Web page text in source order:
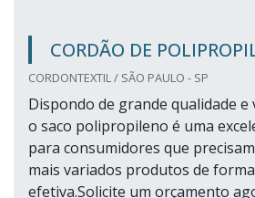
CORDÃO DE
CORDONTEXTIL / SÃO PAULO - SP
Dispondo de grande qualidade e
o saco polipropileno é uma
para consumidores que
mais variados produtos de
efetiva.Solicite um orçamento